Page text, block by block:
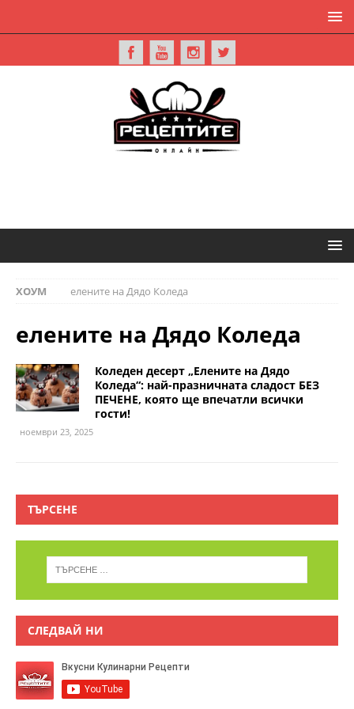
ХОУМ елените на Дядо Коледа
елените на Дядо Коледа
Коледен десерт „Елените на Дядо
Коледа“: най-празничната сладост БЕЗ
ПЕЧЕНЕ, която ще впечатли всички
гости!
ноември 23, 2025
ТЪРСЕНЕ
СЛЕДВАЙ НИ